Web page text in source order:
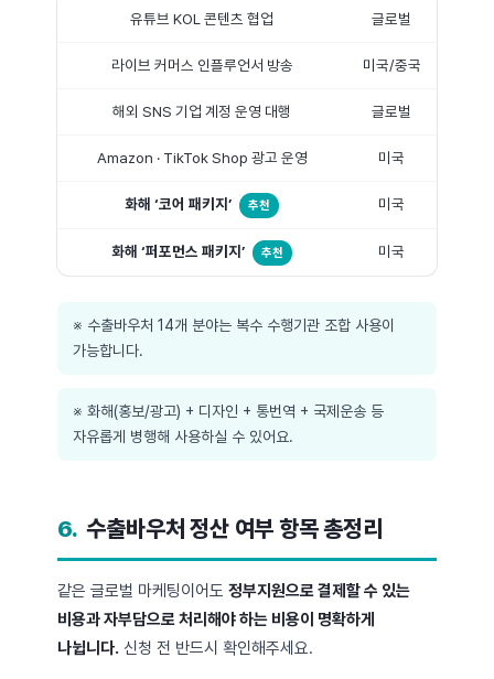
유튜브 KOL 콘텐츠 협업 글로벌
라이브 커머스 인플루언서 방송 미국/중국
해외 SNS 기업 계정 운영 대행 글로벌
Amazon · TikTok Shop 광고 운영 미국
화해 ‘코어 패키지’ 추천 미국
화해 ‘퍼포먼스 패키지’ 추천 미국
※ 수출바우처 14개 분야는 복수 수행기관 조합 사용이
가능합니다.
※ 화해(홍보/광고) + 디자인 + 통번역 + 국제운송 등
자유롭게 병행해 사용하실 수 있어요.
6. 수출바우처 정산 여부 항목 총정리
같은 글로벌 마케팅이어도 정부지원으로 결제할 수 있는
비용과 자부담으로 처리해야 하는 비용이 명확하게
나뉩니다. 신청 전 반드시 확인해주세요.